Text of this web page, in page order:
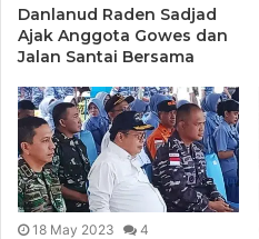
Danlanud Raden Sadjad
Ajak Anggota Gowes dan
Jalan Santai Bersama
18 May 2023 4